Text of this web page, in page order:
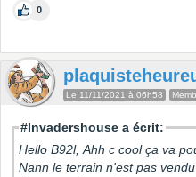
0
Le 11/11/2021 à 06h58
#Invadershouse a écrit:
Hello B92l, Ahh c cool ça va
Nann le terrain n'est pas